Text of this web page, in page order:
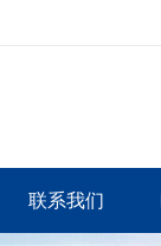
联系我们